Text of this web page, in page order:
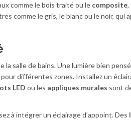
comme le bois traité ou le composite,
comme le gris, le blanc ou le noir, qui
la salle de bains. Une lumière bien
différentes zones. Installez un
LED ou les appliques murales sont
à intégrer un éclairage d’appoint. Des